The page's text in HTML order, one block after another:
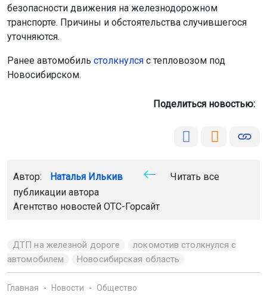
безопасности движения на железнодорожном
транспорте. Причины и обстоятельства случившегося
уточняются.
Ранее автомобиль столкнулся с тепловозом под
Новосибирском.
Поделиться новостью:
Автор: Наталья Илькив
Читать все
публикации автора
Агентство новостей ОТС-Горсайт
ДТП на железной дороге
локомотив столкнулся с
автомобилем
Новосибирская область
Главная Новости Общество